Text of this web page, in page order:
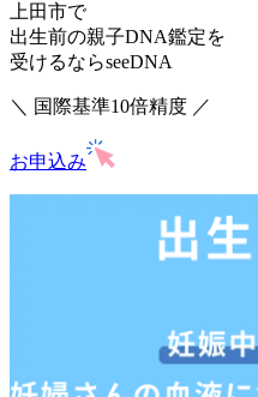
上田市で
出生前の親子DNA鑑定を
受けるならseeDNA
＼ 国際基準10倍精度 ／
お申込み